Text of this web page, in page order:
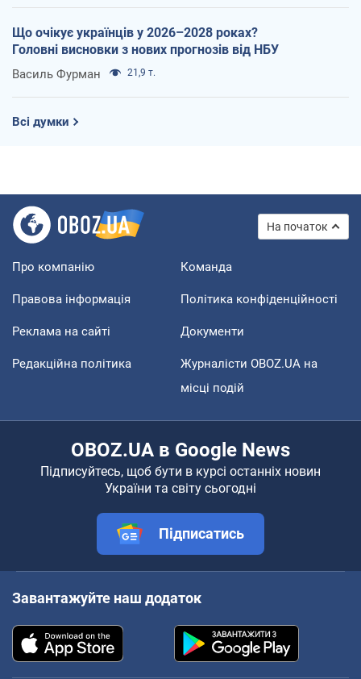
Що очікує українців у 2026–2028 роках?
Головні висновки з нових прогнозів від НБУ
Василь Фурман 21,9 т.
Всі думки
На початок
Про компанію Команда
Правова інформація Політика конфіденційності
Реклама на сайті Документи
Редакційна політика
Журналісти OBOZ.UA на
місці подій
OBOZ.UA в Google News
Підписуйтесь, щоб бути в курсі останніх новин
України та світу сьогодні
Підписатись
Завантажуйте наш додаток